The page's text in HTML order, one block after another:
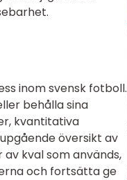
inom svensk fotboll.
behålla sina
kvantitativa
översikt av
kval som används,
och fortsätta ge